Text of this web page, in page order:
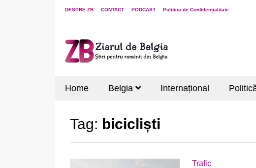
DESPRE ZB CONTACT PODCAST Politica de Confidențialitate
Home Belgia Internațional
Tag: bicicliști
Trafic